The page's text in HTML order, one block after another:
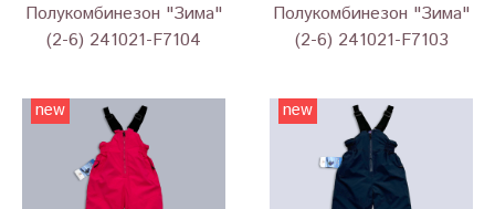
Полукомбинезон "Зима"
(2-6) 241021-F7104
Полукомбинезон "Зима"
(2-6) 241021-F7103
new new